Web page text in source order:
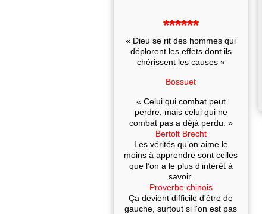
******
« Dieu se rit des hommes qui
déplorent les effets dont ils
chérissent les causes »
Bossuet
« Celui qui combat peut
perdre, mais celui qui ne
combat pas a déjà perdu. »
Bertolt Brecht
Les vérités qu’on aime le
moins à apprendre sont celles
que l’on a le plus d’intérêt à
savoir.
Proverbe chinois
Ça devient difficile d'être de
gauche, surtout si l'on est pas